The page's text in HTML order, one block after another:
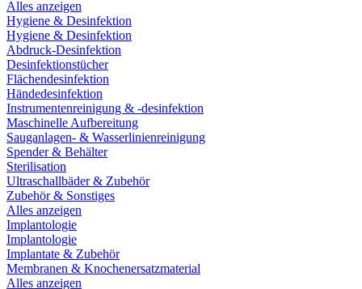
Alles anzeigen
Hygiene & Desinfektion
Hygiene & Desinfektion
Abdruck-Desinfektion
Desinfektionstücher
Flächendesinfektion
Händedesinfektion
Instrumentenreinigung & -desinfektion
Maschinelle Aufbereitung
Sauganlagen- & Wasserlinienreinigung
Spender & Behälter
Sterilisation
Ultraschallbäder & Zubehör
Zubehör & Sonstiges
Alles anzeigen
Implantologie
Implantologie
Implantate & Zubehör
Membranen & Knochenersatzmaterial
Alles anzeigen